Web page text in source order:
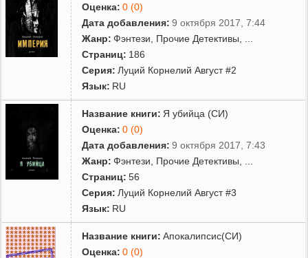
Оценка: 0 (0)
Дата добавления: 9 октября 2017, 7:44
Жанр: Фэнтези Прочие Детективы
Страниц: 186
Серия: Луций Корнелий Август #2
Язык: RU
Название книги: Я убийца (СИ)
Оценка: 0 (0)
Дата добавления: 9 октября 2017, 7:43
Жанр: Фэнтези Прочие Детективы
Страниц: 56
Серия: Луций Корнелий Август #3
Язык: RU
Название книги: Апокалипсис(СИ)
Оценка: 0 (0)